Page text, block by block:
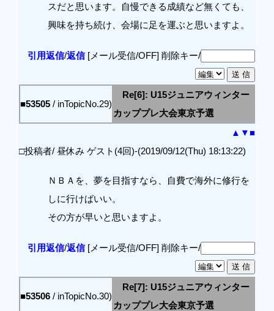
スだと思います。自慢できる成績など無くても、
興味を持ち続け、会場に足を運ぶと思いますよ。
引用返信/返信[メール受信/OFF] 削除キー/
■53505 / inTopicNo.29)
Re[6]: U15ジュニアウィンター
カッププレ大会東京予選
▲ ▼■
□投稿者/ 昼休み ゲスト(4回)-(2019/09/12(Thu) 18:13:22)
ＮＢＡを、夢を目指すなら、自費で海外に修行を
しに行けばいい。
その方が早いと思いますよ。
引用返信/返信[メール受信/OFF] 削除キー/
■53506 / inTopicNo.30)
Re[7]: U15ジュニアウィンター
カッププレ大会東京予選